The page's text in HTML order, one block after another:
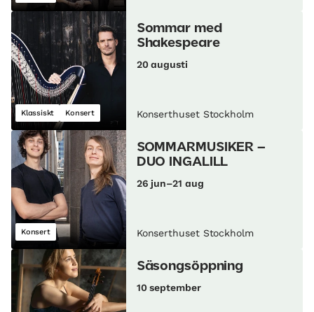
Klassiskt Konsert
Sommar med
Shakespeare
20 augusti
Konserthuset Stockholm
Konsert
SOMMARMUSIKER –
DUO INGALILL
26 jun–21 aug
Konserthuset Stockholm
Säsongsöppning
10 september